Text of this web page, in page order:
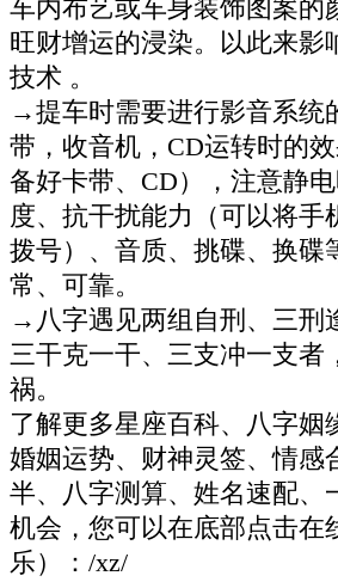
车内布艺或车身装饰图案的
旺财增运的浸染。以此来影
技术 。
→提车时需要进行影音系统
带，收音机，CD运转时的
备好卡带、CD），注意静
度、抗干扰能力（可以将手
拨号）、音质、挑碟、换碟
常、可靠。
→八字遇见两组自刑、三刑
三干克一干、三支冲一支者
祸。
了解更多星座百科、八字姻
婚姻运势、财神灵签、情感
半、八字测算、姓名速配、
机会，您可以在底部点击在
乐）：/xz/